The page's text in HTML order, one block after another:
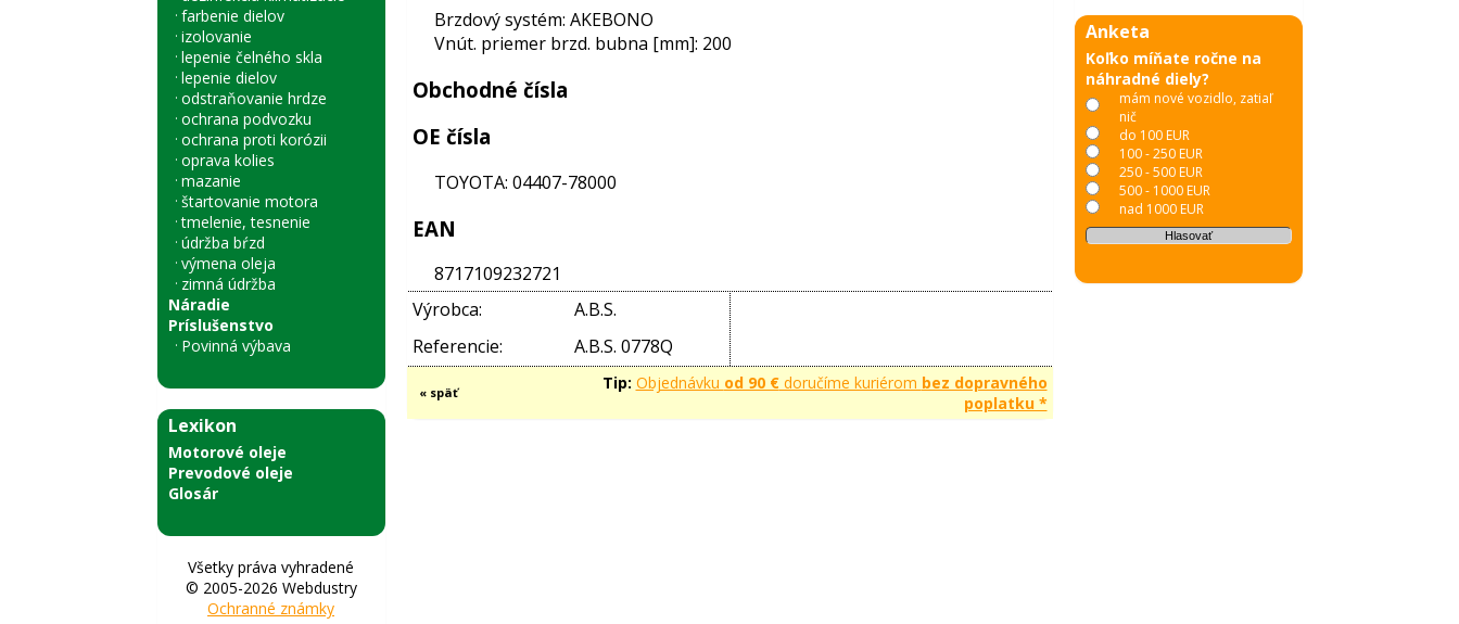
farbenie dielov
izolovanie
lepenie čelného skla
lepenie dielov
odstraňovanie hrdze
ochrana podvozku
ochrana proti korózii
oprava kolies
mazanie
štartovanie motora
tmelenie, tesnenie
údržba bŕzd
výmena oleja
zimná údržba
Náradie
Príslušenstvo
Povinná výbava
Lexikon
Motorové oleje
Prevodové oleje
Glosár
Všetky práva vyhradené
© 2005-2026 Webdustry
Ochranné známky
Brzdový systém: AKEBONO
Vnút. priemer brzd. bubna [mm]: 200
Obchodné čísla
OE čísla
TOYOTA: 04407-78000
EAN
8717109232721
Výrobca:
A.B.S.
Referencie:
A.B.S. 0778Q
« späť Tip: Objednávku od 90 €doručíme kuriérom bez dopravného
poplatku *
Anketa
Koľko míňate ročne na
náhradné diely?
mám nové vozidlo, zatiaľ
nič
do 100 EUR
100 - 250 EUR
250 - 500 EUR
500 - 1000 EUR
nad 1000 EUR